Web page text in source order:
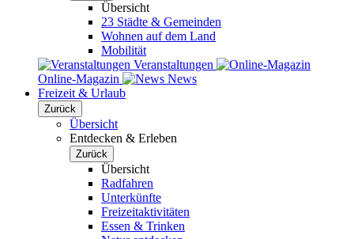
Übersicht
23 Städte & Gemeinden
Wohnen auf dem Land
Mobilität
Veranstaltungen
Online-Magazin
News
Freizeit & Urlaub
Zurück
Übersicht
Entdecken & Erleben
Zurück
Übersicht
Radfahren
Unterkünfte
Freizeitaktivitäten
Essen & Trinken